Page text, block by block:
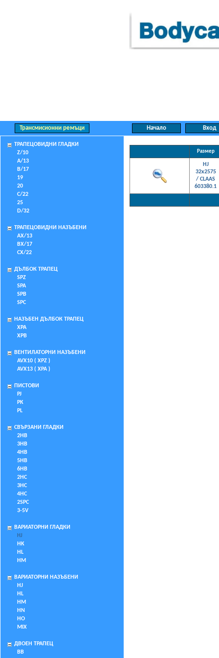
ТРАПЕЦОВИДНИ ГЛАДКИ
Z/10
A/13
B/17
19
20
C/22
25
D/32
ТРАПЕЦОВИДНИ НАЗЪБЕНИ
AX/13
BX/17
CX/22
ДЪЛБОК ТРАПЕЦ
SPZ
SPA
SPB
SPC
НАЗЪБЕН ДЪЛБОК ТРАПЕЦ
XPA
XPB
ВЕНТИЛАТОРНИ НАЗЪБЕНИ
AVX10 ( XPZ )
AVX13 ( XPA )
ПИСТОВИ
PJ
PK
PL
СВЪРЗАНИ ГЛАДКИ
2HB
3HB
4HB
5HB
6HB
2HC
3HC
4HC
2SPC
3-5V
ВАРИАТОРНИ ГЛАДКИ
HJ
HK
HL
HM
ВАРИАТОРНИ НАЗЪБЕНИ
HJ
HL
HM
HN
HO
MIX
ДВОЕН ТРАПЕЦ
BB
Размер
HJ
32x2575
/ CLAAS
603380.1